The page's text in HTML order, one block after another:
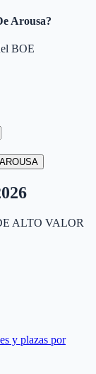
Arousa?
BOE
ALTO VALOR
y plazas por